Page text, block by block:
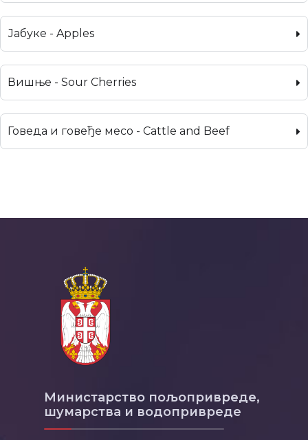
Јабуке - Apples
Вишње - Sour Cherries
Говеда и говеђе месо - Cattle and Beef
Министарство пољопривреде,
шумарства и водопривреде